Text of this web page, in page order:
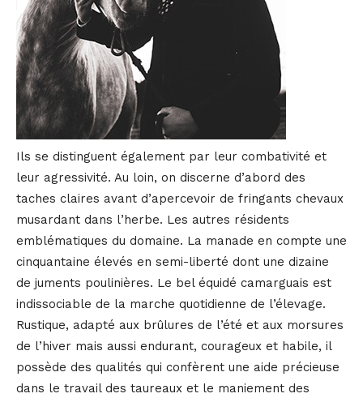
Ils se distinguent également par leur combativité et
leur agressivité. Au loin, on discerne d’abord des
taches claires avant d’apercevoir de fringants chevaux
musardant dans l’herbe. Les autres résidents
emblématiques du domaine. La manade en compte une
cinquantaine élevés en semi-liberté dont une dizaine
de juments poulinières. Le bel équidé camarguais est
indissociable de la marche quotidienne de l’élevage.
Rustique, adapté aux brûlures de l’été et aux morsures
de l’hiver mais aussi endurant, courageux et habile, il
possède des qualités qui confèrent une aide précieuse
dans le travail des taureaux et le maniement des